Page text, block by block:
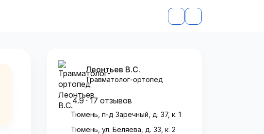
Леонтьев В.С.
Травматолог-ортопед
4.9 · 17 отзывов
Тюмень, п-д Заречный, д. 37, к. 1
Тюмень, ул. Беляева, д. 33, к. 2